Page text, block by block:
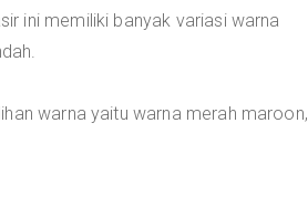
ini memiliki banyak variasi warna
warna yaitu warna merah maroon,